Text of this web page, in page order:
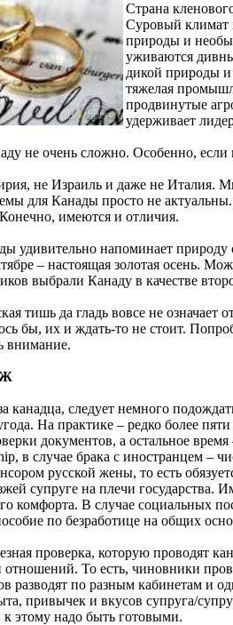
Страна
Суровый климат
природы и
уживаются
дикой природы и
тяжелая
продвинутые
удерживает
не очень сложно. Особенно,
не Израиль и даже не Италия.
для Канады просто не
имеются и отличия.
удивительно напоминает
– настоящая золотая осень.
выбрали Канаду в качестве
тишь да гладь вовсе не
бы, их и ждать-то не стоит.
внимание.
канадца, следует немного
На практике – редко более
документов, а остальное
в случае брака с иностранцем –
русской жены, то есть
супруге на плечи государства.
комфорта. В случае социальных
по безработице на общих
проверка, которую проводят
отношений. То есть, чиновники
разводят по разным кабинетам и
привычек и вкусов супруга/
к этому надо быть готовыми.